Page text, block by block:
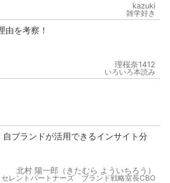
kazuki
雑学好き
を考察！
理桜奈1412
いろいろ本読み
ブランドが活用できるインサイト分
北村 陽一郎（きたむら よういちろう）
セレントパートナーズ ブランド戦略室長CBO